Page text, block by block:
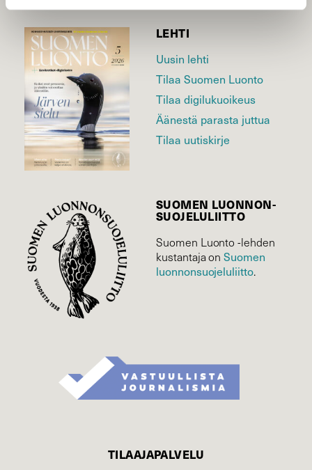
LEHTI
Uusin lehti
Tilaa Suomen Luonto
Tilaa digilukuoikeus
Äänestä parasta juttua
Tilaa uutiskirje
SUOMEN LUONNON­
SUOJELU­LIITTO
Suomen Luonto -lehden
kustantaja onSuomen
luonnonsuojelu­liitto.
TILAAJAPALVELU